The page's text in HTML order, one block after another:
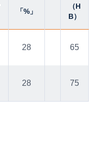
「%」
（H
B）
28 65
28 75